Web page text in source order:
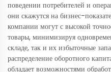
поведении потребителей и
они скажутся на бизнес-
компании могут с высокой
товары, минимизируя
складе, так и их избыточные
распределение оборотного
обладает возможностями